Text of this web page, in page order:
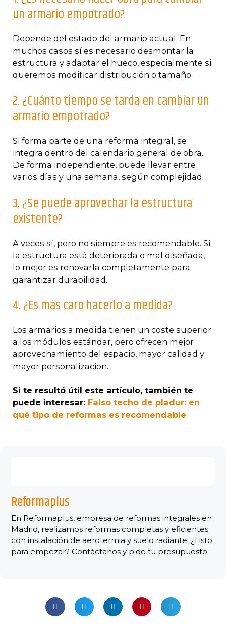
un armario empotrado?
Depende del estado del armario actual. En
muchos casos sí es necesario desmontar la
estructura y adaptar el hueco, especialmente si
queremos modificar distribución o tamaño.
2. ¿Cuánto tiempo se tarda en cambiar un
armario empotrado?
Si forma parte de una reforma integral, se
integra dentro del calendario general de obra.
De forma independiente, puede llevar entre
varios días y una semana, según complejidad.
3. ¿Se puede aprovechar la estructura
existente?
A veces sí, pero no siempre es recomendable. Si
la estructura está deteriorada o mal diseñada,
lo mejor es renovarla completamente para
garantizar durabilidad.
4. ¿Es más caro hacerlo a medida?
Los armarios a medida tienen un coste superior
a los módulos estándar, pero ofrecen mejor
aprovechamiento del espacio, mayor calidad y
mayor personalización.
Si te resultó útil este artículo, también te
puede interesar: Falso techo de pladur: en
qué tipo de reformas es recomendable
Reformaplus
En Reformaplus, empresa de reformas integrales en
Madrid, realizamos reformas completas y eficientes
con instalación de aerotermia y suelo radiante. ¿Listo
para empezar? Contáctanos y pide tu presupuesto.